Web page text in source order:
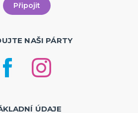
NAŠI PÁRTY
ÚDAJE